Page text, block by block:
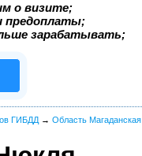
о визите;
предоплаты;
зарабатывать;
ГИБДД → Область Магаданская